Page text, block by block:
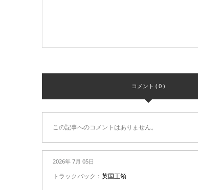
コメント ( 0 )
この記事へのコメントはありません。
2026年 7月 05日
トラックバック： 英国王領